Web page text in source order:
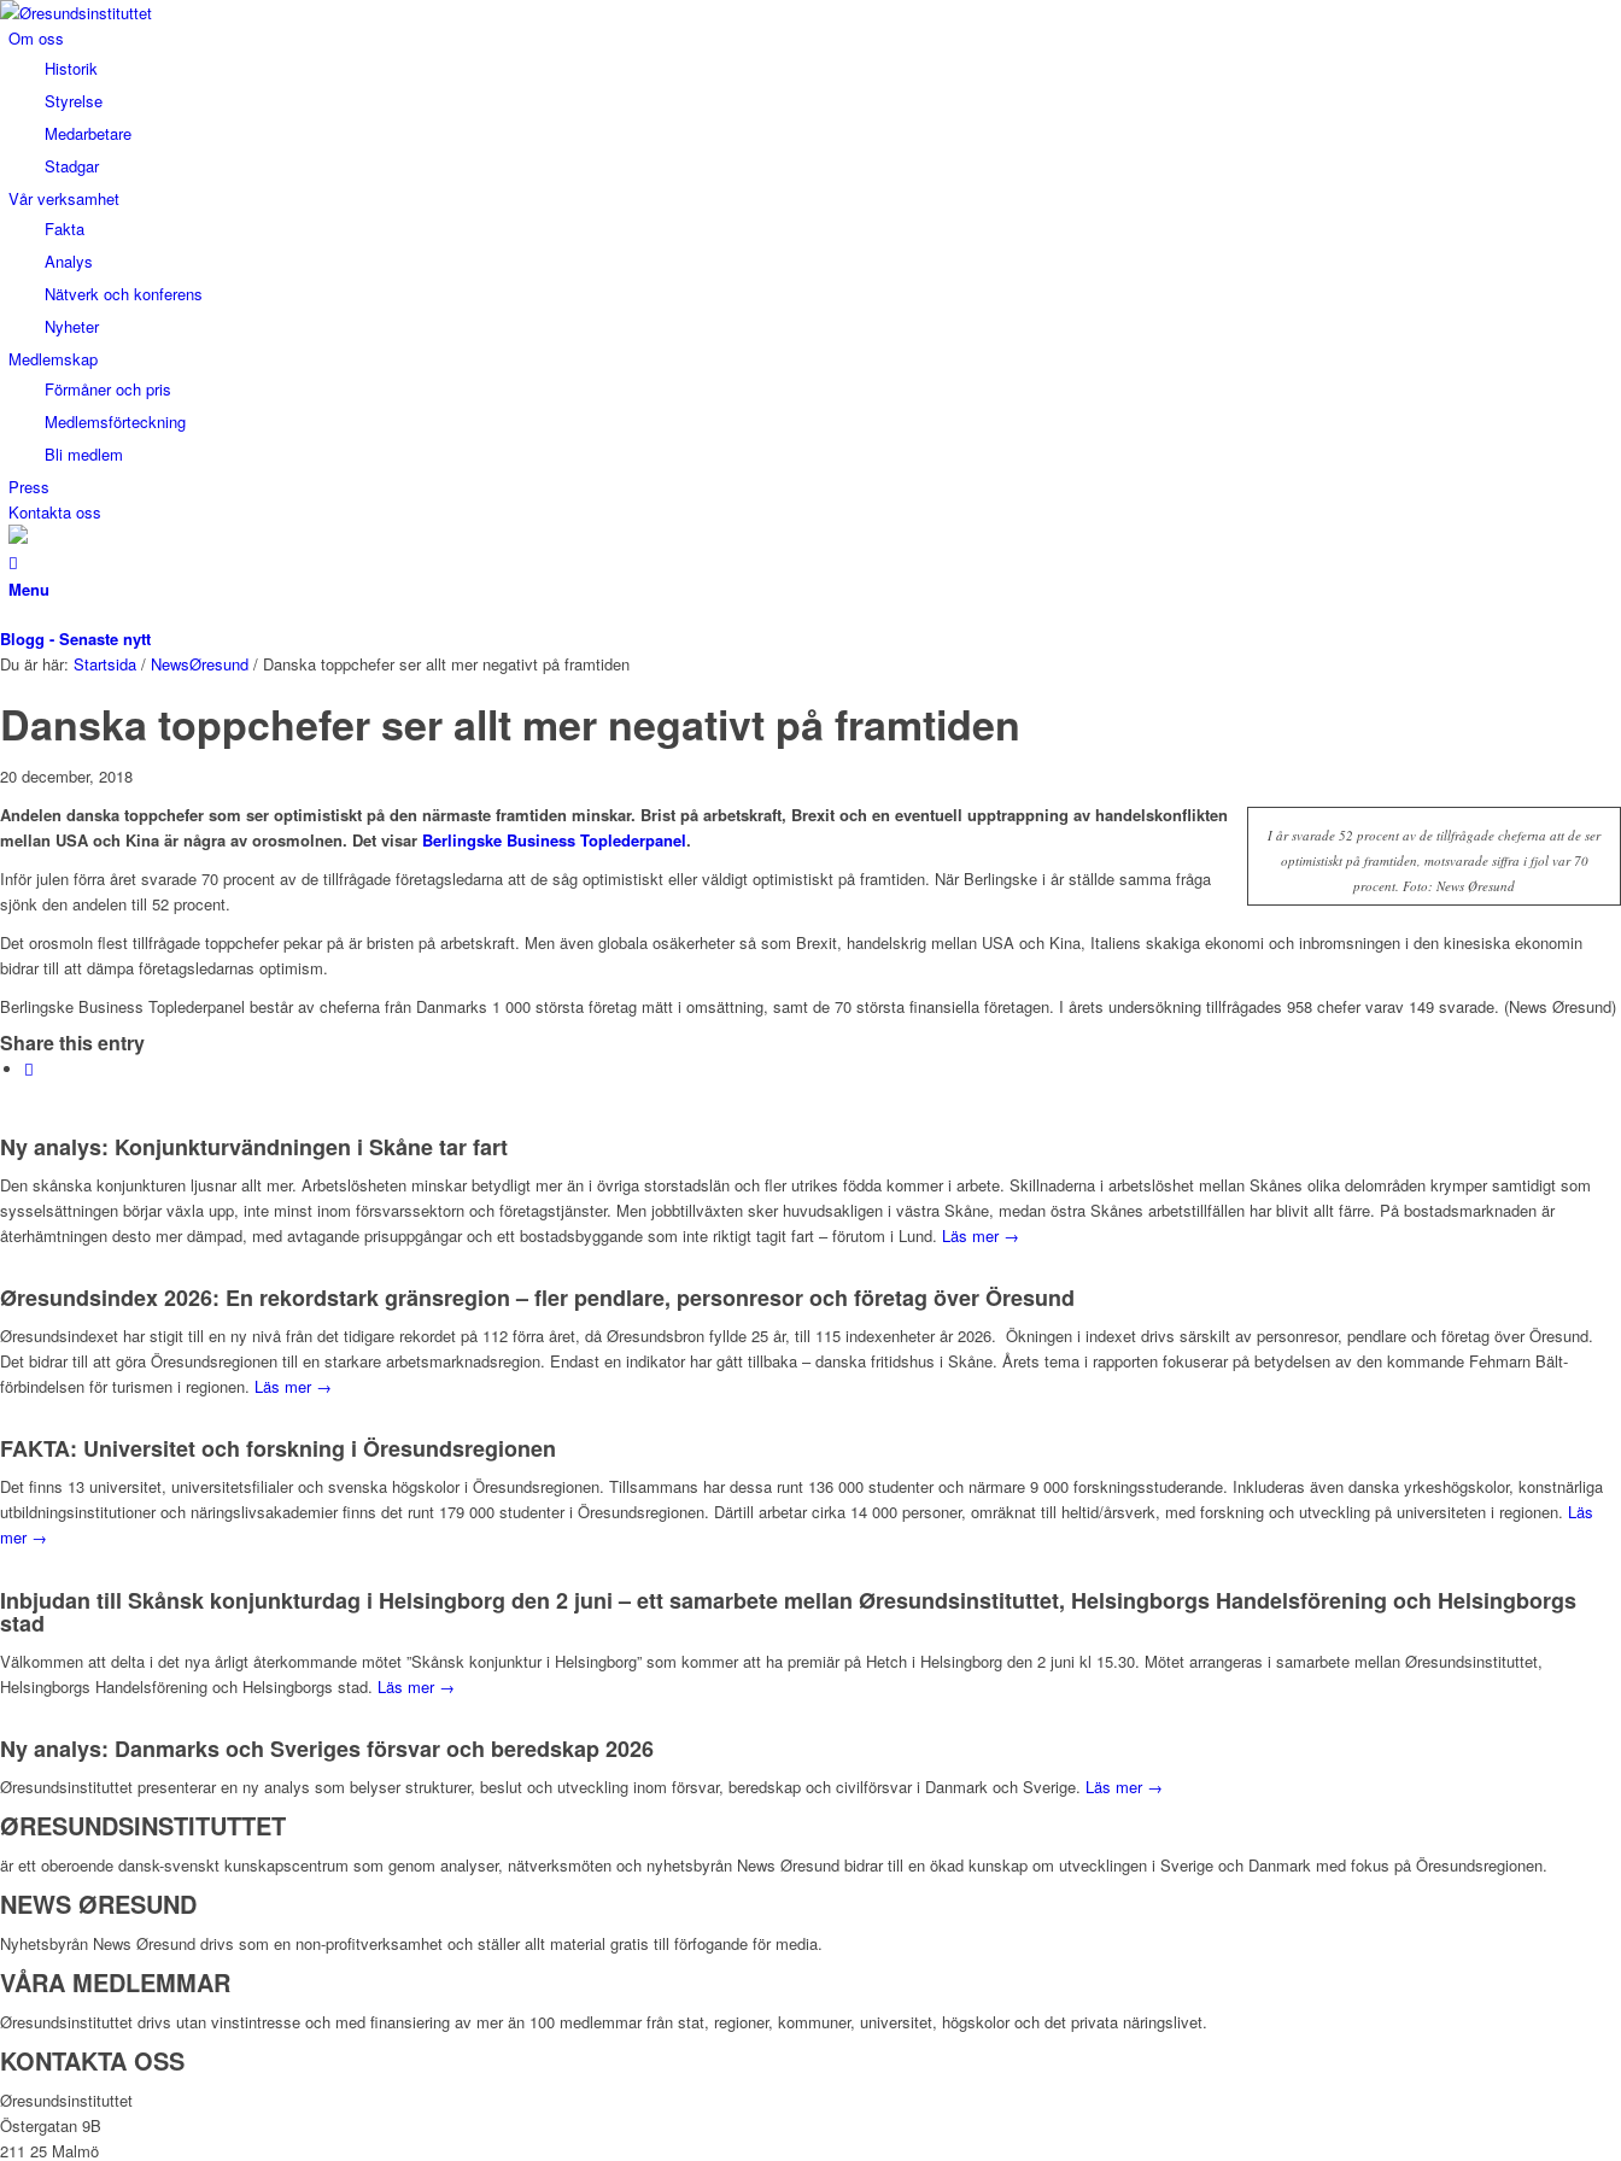
Om oss
Historik
Styrelse
Medarbetare
Stadgar
Vår verksamhet
Fakta
Analys
Nätverk och konferens
Nyheter
Medlemskap
Förmåner och pris
Medlemsförteckning
Bli medlem
Press
Kontakta oss
Menu
Blogg - Senaste nytt
Du är här: Startsida / NewsØresund / Danska toppchefer ser allt mer negativt på framtiden
Danska toppchefer ser allt mer negativt på framtiden
20 december, 2018
I år svarade 52 procent av de tillfrågade cheferna att de ser
optimistiskt på framtiden, motsvarade siffra i fjol var 70
procent. Foto: News Øresund
Andelen danska toppchefer som ser optimistiskt på den närmaste framtiden minskar. Brist på arbetskraft, Brexit och en eventuell upptrappning av handelskonflikten
mellan USA och Kina är några av orosmolnen. Det visar Berlingske Business Toplederpanel.
Inför julen förra året svarade 70 procent av de tillfrågade företagsledarna att de såg optimistiskt eller väldigt optimistiskt på framtiden. När Berlingske i år ställde samma fråga
sjönk den andelen till 52 procent.
Det orosmoln flest tillfrågade toppchefer pekar på är bristen på arbetskraft. Men även globala osäkerheter så som Brexit, handelskrig mellan USA och Kina, Italiens skakiga ekonomi och inbromsningen i den kinesiska ekonomin
bidrar till att dämpa företagsledarnas optimism.
Berlingske Business Toplederpanel består av cheferna från Danmarks 1 000 största företag mätt i omsättning, samt de 70 största finansiella företagen. I årets undersökning tillfrågades 958 chefer varav 149 svarade. (News Øresund)
Share this entry
Ny analys: Konjunkturvändningen i Skåne tar fart
Den skånska konjunkturen ljusnar allt mer. Arbetslösheten minskar betydligt mer än i övriga storstadslän och fler utrikes födda kommer i arbete. Skillnaderna i arbetslöshet mellan Skånes olika delområden krymper samtidigt som
sysselsättningen börjar växla upp, inte minst inom försvarssektorn och företagstjänster. Men jobbtillväxten sker huvudsakligen i västra Skåne, medan östra Skånes arbetstillfällen har blivit allt färre. På bostadsmarknaden är
återhämtningen desto mer dämpad, med avtagande prisuppgångar och ett bostadsbyggande som inte riktigt tagit fart – förutom i Lund. Läs mer →
Øresundsindex 2026: En rekordstark gränsregion – fler pendlare, personresor och företag över Öresund
Øresundsindexet har stigit till en ny nivå från det tidigare rekordet på 112 förra året, då Øresundsbron fyllde 25 år, till 115 indexenheter år 2026. Ökningen i indexet drivs särskilt av personresor, pendlare och företag över Öresund.
Det bidrar till att göra Öresundsregionen till en starkare arbetsmarknadsregion. Endast en indikator har gått tillbaka – danska fritidshus i Skåne. Årets tema i rapporten fokuserar på betydelsen av den kommande Fehmarn Bält-
förbindelsen för turismen i regionen. Läs mer →
FAKTA: Universitet och forskning i Öresundsregionen
Det finns 13 universitet, universitetsfilialer och svenska högskolor i Öresundsregionen. Tillsammans har dessa runt 136 000 studenter och närmare 9 000 forskningsstuderande. Inkluderas även danska yrkeshögskolor, konstnärliga
utbildningsinstitutioner och näringslivsakademier finns det runt 179 000 studenter i Öresundsregionen. Därtill arbetar cirka 14 000 personer, omräknat till heltid/årsverk, med forskning och utveckling på universiteten i regionen. Läs
mer →
Inbjudan till Skånsk konjunkturdag i Helsingborg den 2 juni – ett samarbete mellan Øresundsinstituttet, Helsingborgs Handelsförening och Helsingborgs
stad
Välkommen att delta i det nya årligt återkommande mötet ”Skånsk konjunktur i Helsingborg” som kommer att ha premiär på Hetch i Helsingborg den 2 juni kl 15.30. Mötet arrangeras i samarbete mellan Øresundsinstituttet,
Helsingborgs Handelsförening och Helsingborgs stad. Läs mer →
Ny analys: Danmarks och Sveriges försvar och beredskap 2026
Øresundsinstituttet presenterar en ny analys som belyser strukturer, beslut och utveckling inom försvar, beredskap och civilförsvar i Danmark och Sverige. Läs mer →
ØRESUNDSINSTITUTTET
är ett oberoende dansk-svenskt kunskapscentrum som genom analyser, nätverksmöten och nyhetsbyrån News Øresund bidrar till en ökad kunskap om utvecklingen i Sverige och Danmark med fokus på Öresundsregionen.
NEWS ØRESUND
Nyhetsbyrån News Øresund drivs som en non-profitverksamhet och ställer allt material gratis till förfogande för media.
VÅRA MEDLEMMAR
Øresundsinstituttet drivs utan vinst­intresse och med finansiering av mer än 100 medlemmar från stat, regioner, kommuner, universitet, högskolor och det privata näringslivet.
KONTAKTA OSS
Øresundsinstituttet
Östergatan 9B
211 25 Malmö